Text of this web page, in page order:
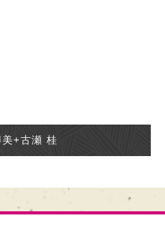
+古瀬 桂